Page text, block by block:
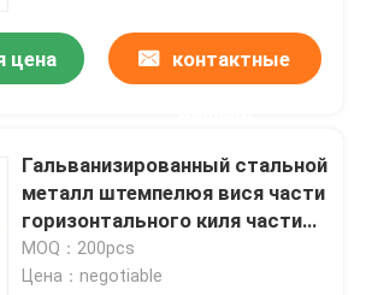
цена контактные
Гальванизированный стальной
металл штемпелюя вися части
горизонтального киля части
запасные
MOQ：200pcs
Цена：negotiable